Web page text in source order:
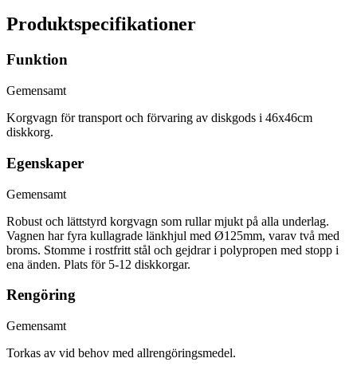
Produktspecifikationer
Funktion
Gemensamt
Korgvagn för transport och förvaring av diskgods i 46x46cm
diskkorg.
Egenskaper
Gemensamt
Robust och lättstyrd korgvagn som rullar mjukt på alla underlag.
Vagnen har fyra kullagrade länkhjul med Ø125mm, varav två med
broms. Stomme i rostfritt stål och gejdrar i polypropen med stopp i
ena änden. Plats för 5-12 diskkorgar.
Rengöring
Gemensamt
Torkas av vid behov med allrengöringsmedel.